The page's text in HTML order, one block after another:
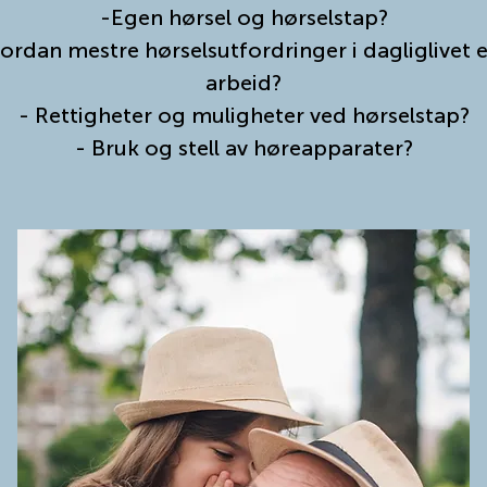
-Egen hørsel og hørselstap?
mestre hørselsutfordringer i dagliglivet
arbeid?
- Rettigheter og muligheter ved hørselstap?
- Bruk og stell av høreapparater?